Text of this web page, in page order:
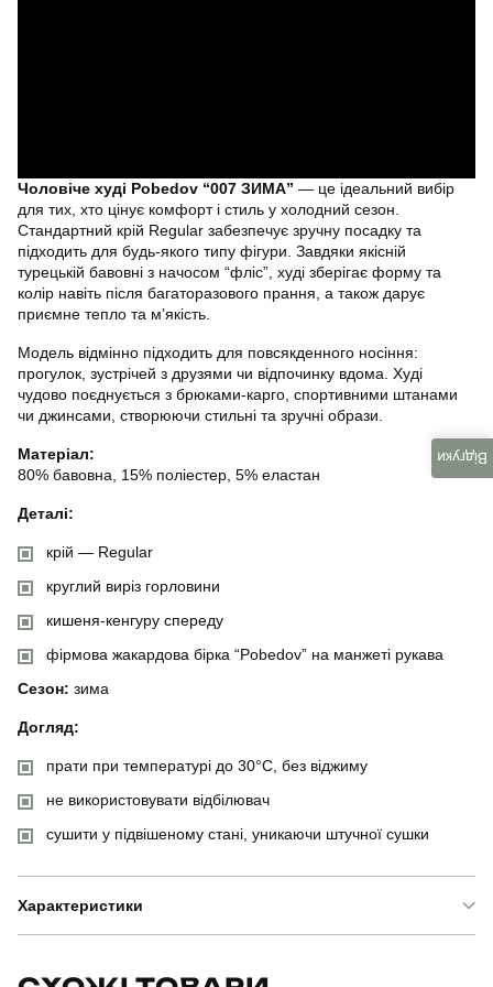
Чоловіче худі Pobedov “007 ЗИМА” — це ідеальний вибір
для тих, хто цінує комфорт і стиль у холодний сезон.
Стандартний крій Regular забезпечує зручну посадку та
підходить для будь-якого типу фігури. Завдяки якісній
турецькій бавовні з начосом “фліс”, худі зберігає форму та
колір навіть після багаторазового прання, а також дарує
приємне тепло та м’якість.
Модель відмінно підходить для повсякденного носіння:
прогулок, зустрічей з друзями чи відпочинку вдома. Худі
чудово поєднується з брюками-карго, спортивними штанами
чи джинсами, створюючи стильні та зручні образи.
Матеріал:
80% бавовна, 15% поліестер, 5% еластан
Деталі:
крій — Regular
круглий виріз горловини
кишеня-кенгуру спереду
фірмова жакардова бірка “Pobedov” на манжеті рукава
Сезон: зима
Догляд:
прати при температурі до 30°C, без віджиму
не використовувати відбілювач
сушити у підвішеному стані, уникаючи штучної сушки
Характеристики
Відгуки